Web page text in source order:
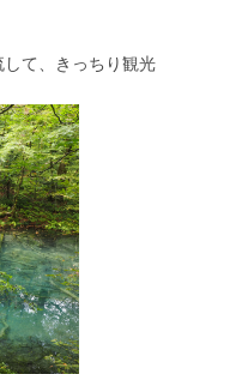
て、きっちり観光